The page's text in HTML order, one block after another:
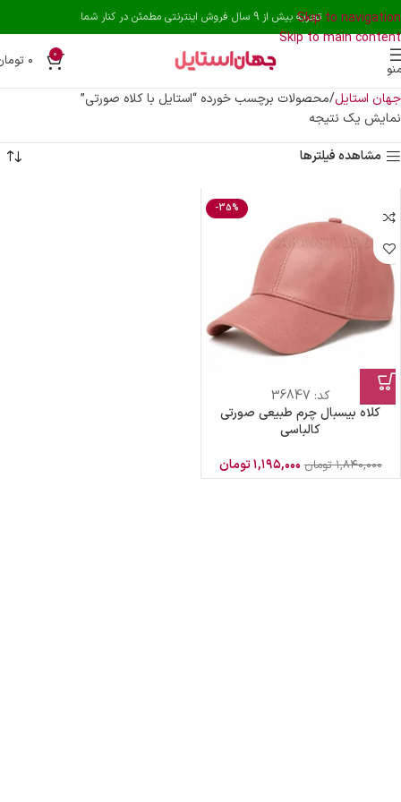
Skip to navigation
Skip to main content
تجربه بیش از 9 سال فروش اینترنتی مطمئن در کنار شما
0 ۰
جهان استایل محصولات برچسب خورده “استایل با کلاه صورتی”
نمایش یک نتیجه
مشاهده فیلترها
-35%
کد: 36847
کلاه بیسبال چرم طبیعی صورتی
کالباسی
۱,۸۴۰,۰۰۰ تومان ۱,۱۹۵,۰۰۰تومان